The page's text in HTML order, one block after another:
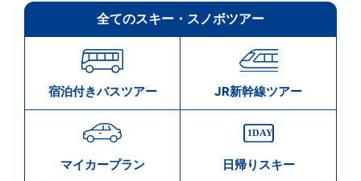
全てのスキー・スノボツアー
宿泊付きバスツアー JR新幹線ツアー
マイカープラン 日帰りスキー